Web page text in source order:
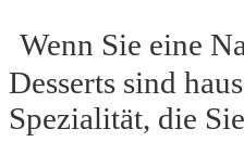
Wenn Sie eine
Desserts sind
Spezialität, die